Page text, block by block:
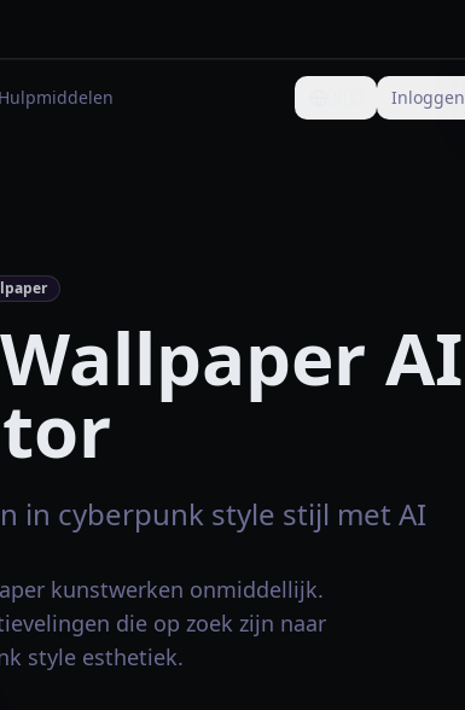
Hulpmiddelen Verander taal
Inloggen
AI
in cyberpunk style stijl met AI
kunstwerken onmiddellijk.
die op zoek zijn naar
style esthetiek.